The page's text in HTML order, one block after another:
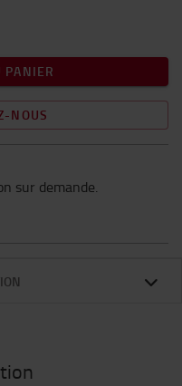
PANIER
NOUS
sur demande.